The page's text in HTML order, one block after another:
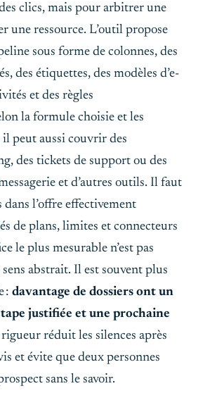
clics, mais pour arbitrer une
une ressource. L’outil propose
sous forme de colonnes, des
des étiquettes, des modèles d’e-
et des règles
la formule choisie et les
il peut aussi couvrir des
des tickets de support ou des
et d’autres outils. Il faut
dans l’offre effectivement
de plans, limites et connecteurs
le plus mesurable n’est pas
sens abstrait. Il est souvent plus
: davantage de dossiers ont un
justifiée et une prochaine
réduit les silences après
et évite que deux personnes
sans le savoir.